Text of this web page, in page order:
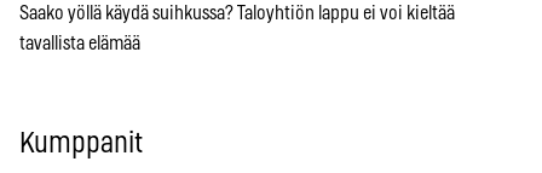
Saako yöllä käydä suihkussa? Taloyhtiön lappu ei voi kieltää
tavallista elämää
Kumppanit